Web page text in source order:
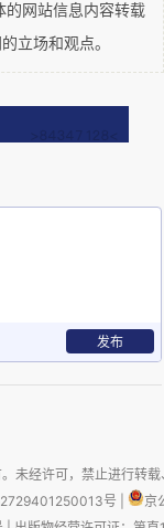
例返还的总额不
参照农民专业合
取一社一票决策
资格。
业合作社及联合
：农业生产资料
的网站信息内容转载
立场和观点。
发布
经许可，禁止进行转载
号
京